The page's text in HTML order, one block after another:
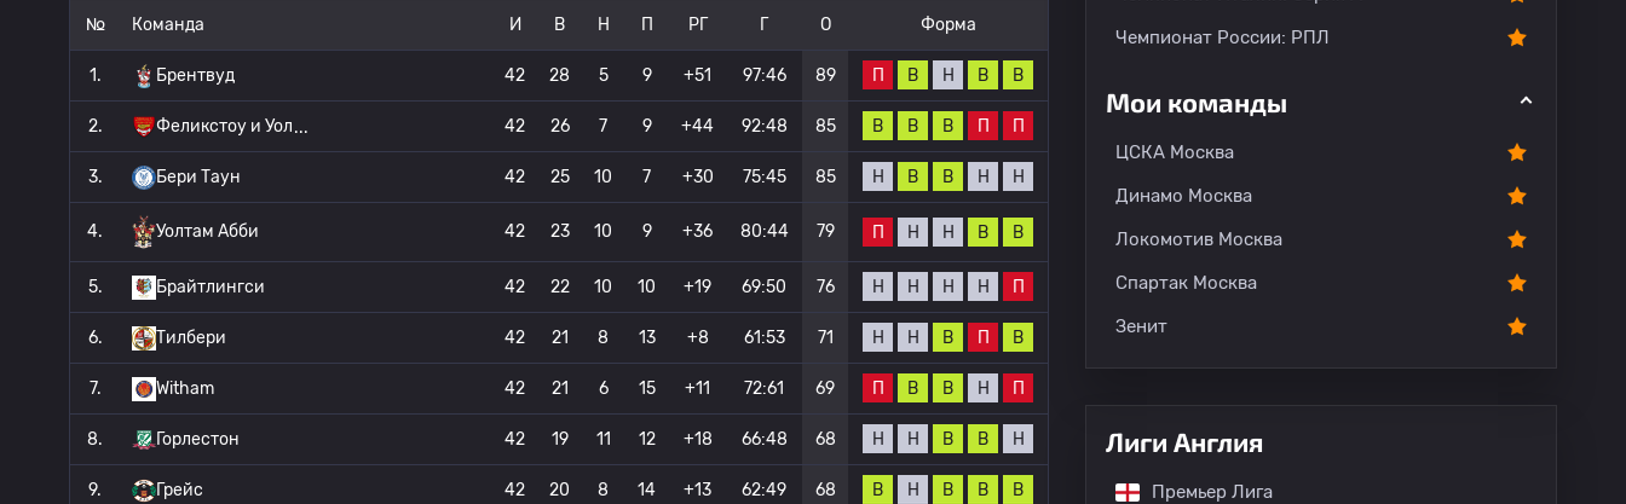
№ Команда И В Н П РГ Г О Форма
1. Брентвуд 42 28 5 9 +51 97:46 89 П В Н В В
2. Феликстоу и Уол 42 26 7 9 +44 92:48 85 В В В П П
3. Бери Таун 42 25 10 7 +30 75:45 85 Н В В Н Н
4. Уолтам Абби 42 23 10 9 +36 80:44 79 П Н Н В В
5. Брайтлингси 42 22 10 10 +19 69:50 76 Н Н Н Н П
6. Тилбери 42 21 8 13 +8 61:53 71 Н Н В П В
7. Witham 42 21 6 15 +11 72:61 69 П В В Н П
8. Горлестон 42 19 11 12 +18 66:48 68 Н Н В В Н
9. Грейс 42 20 8 14 +13 62:49 68 В Н В В В
Чемпионат России: РПЛ
Мои команды
ЦСКА Москва
Динамо Москва
Локомотив Москва
Спартак Москва
Зенит
Лиги Англия
Премьер Лига